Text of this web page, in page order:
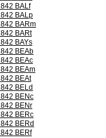
842 BALf
842 BALp
842 BARm
842 BARt
842 BAYs
842 BEAb
842 BEAc
842 BEAm
842 BEAt
842 BELd
842 BENc
842 BENr
842 BERc
842 BERd
842 BERf